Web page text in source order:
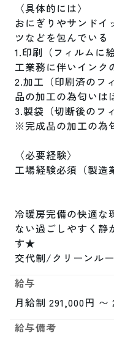
〈具体的には〉
おにぎりやサンドイ
ツなどを包んでいる
1.印刷（フィルムに
工業務に伴いインク
2.加工（印刷済のフ
品の加工の為匂いは
3.製袋（切断後のフ
※完成品の加工の為
〈必要経験〉
工場経験必須（製造
冷暖房完備の快適な
ない過ごしやすく静
す★
交代制/クリーンル
給与
月給制 291,000円 〜
給与備考